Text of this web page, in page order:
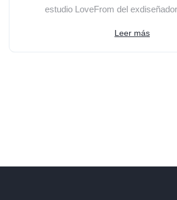
estudio LoveFrom del
Leer más